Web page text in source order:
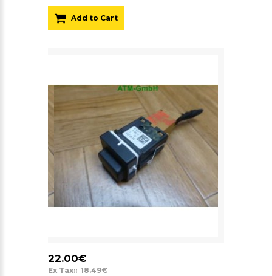
Add to Cart
22.00€
Ex Tax:: 18.49€